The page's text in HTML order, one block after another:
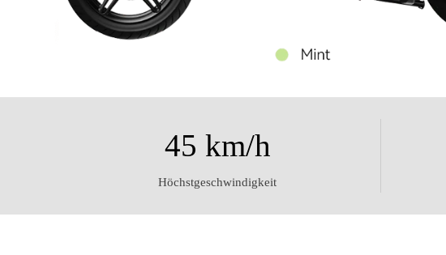
45 km/h
Höchstgeschwindigkeit